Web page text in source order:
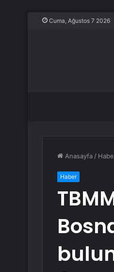
Cuma, Ağustos 7 2026
Anasayfa /
Haber